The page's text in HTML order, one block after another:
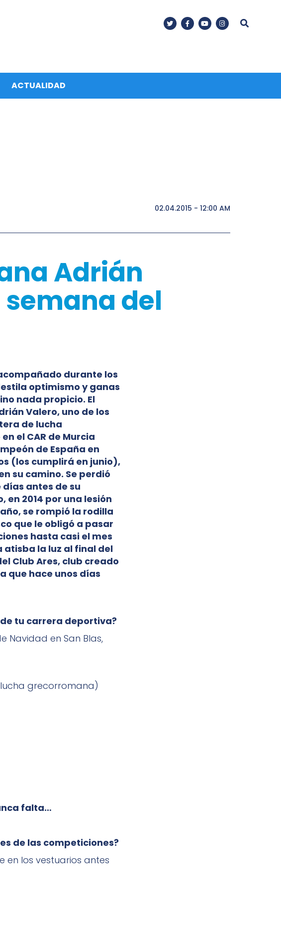
ACTUALIDAD
02.04.2015 - 12:00 AM
Adrián
del
durante los
optimismo y ganas
nada propicio. El
Valero, uno de los
de lucha
el CAR de Murcia
de España en
(los cumplirá en junio),
su camino. Se perdió
antes de su
en 2014 por una lesión
se rompió la rodilla
que le obligó a pasar
hasta casi el mes
atisba la luz al final del
Club Ares, club creado
que hace unos días
tu carrera deportiva?
Navidad en San Blas,
grecorromana)
falta…
de las competiciones?
en los vestuarios antes